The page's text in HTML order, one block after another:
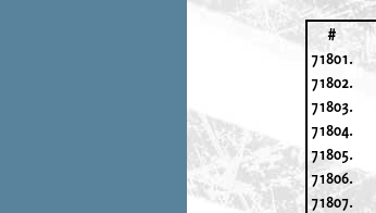
#
71801.
71802.
71803.
71804.
71805.
71806.
71807.